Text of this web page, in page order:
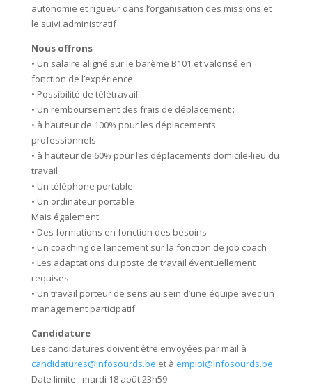
autonomie et rigueur dans l’organisation des missions et
le suivi administratif
Nous offrons
• Un salaire aligné sur le barème B101 et valorisé en
fonction de l’expérience
• Possibilité de télétravail
• Un remboursement des frais de déplacement :
• à hauteur de 100% pour les déplacements
professionnels
• à hauteur de 60% pour les déplacements domicile-lieu du
travail
• Un téléphone portable
• Un ordinateur portable
Mais également :
• Des formations en fonction des besoins
• Un coaching de lancement sur la fonction de job coach
• Les adaptations du poste de travail éventuellement
requises
• Un travail porteur de sens au sein d’une équipe avec un
management participatif
Candidature
Les candidatures doivent être envoyées par mail à
candidatures@infosourds.be et à emploi@infosourds.be
Date limite : mardi 18 août 23h59